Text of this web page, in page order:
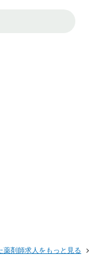
薬剤師求人をもっと見る